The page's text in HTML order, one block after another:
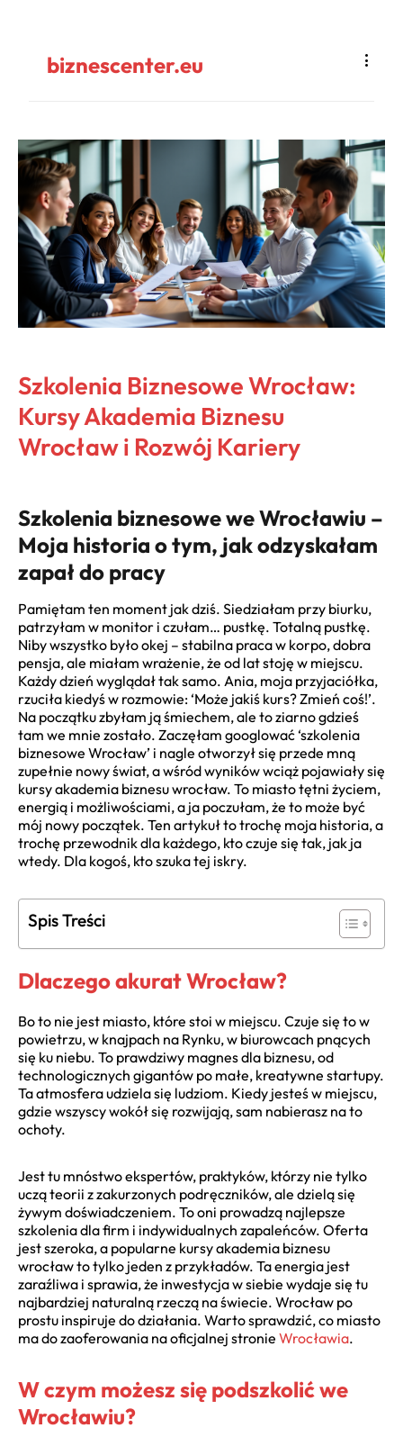
biznescenter.eu
Szkolenia Biznesowe Wrocław:
Kursy Akademia Biznesu
Wrocław i Rozwój Kariery
Szkolenia biznesowe we Wrocławiu –
Moja historia o tym, jak odzyskałam
zapał do pracy
Pamiętam ten moment jak dziś. Siedziałam przy biurku,
patrzyłam w monitor i czułam… pustkę. Totalną pustkę.
Niby wszystko było okej – stabilna praca w korpo, dobra
pensja, ale miałam wrażenie, że od lat stoję w miejscu.
Każdy dzień wyglądał tak samo. Ania, moja przyjaciółka,
rzuciła kiedyś w rozmowie: ‘Może jakiś kurs? Zmień coś!’.
Na początku zbyłam ją śmiechem, ale to ziarno gdzieś
tam we mnie zostało. Zaczęłam googlować ‘szkolenia
biznesowe Wrocław’ i nagle otworzył się przede mną
zupełnie nowy świat, a wśród wyników wciąż pojawiały się
kursy akademia biznesu wrocław. To miasto tętni życiem,
energią i możliwościami, a ja poczułam, że to może być
mój nowy początek. Ten artykuł to trochę moja historia, a
trochę przewodnik dla każdego, kto czuje się tak, jak ja
wtedy. Dla kogoś, kto szuka tej iskry.
Spis Treści
Dlaczego akurat Wrocław?
Bo to nie jest miasto, które stoi w miejscu. Czuje się to w
powietrzu, w knajpach na Rynku, w biurowcach pnących
się ku niebu. To prawdziwy magnes dla biznesu, od
technologicznych gigantów po małe, kreatywne startupy.
Ta atmosfera udziela się ludziom. Kiedy jesteś w miejscu,
gdzie wszyscy wokół się rozwijają, sam nabierasz na to
ochoty.
Jest tu mnóstwo ekspertów, praktyków, którzy nie tylko
uczą teorii z zakurzonych podręczników, ale dzielą się
żywym doświadczeniem. To oni prowadzą najlepsze
szkolenia dla firm i indywidualnych zapaleńców. Oferta
jest szeroka, a popularne kursy akademia biznesu
wrocław to tylko jeden z przykładów. Ta energia jest
zaraźliwa i sprawia, że inwestycja w siebie wydaje się tu
najbardziej naturalną rzeczą na świecie. Wrocław po
prostu inspiruje do działania. Warto sprawdzić, co miasto
ma do zaoferowania na oficjalnej stronie Wrocławia.
W czym możesz się podszkolić we
Wrocławiu?